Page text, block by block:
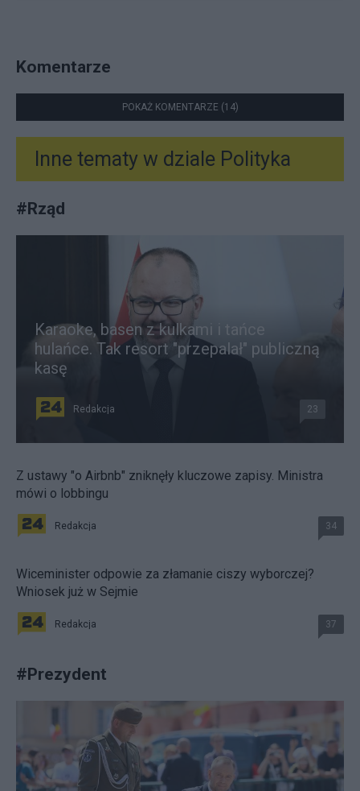
Komentarze
POKAŻ KOMENTARZE (14)
Inne tematy w dziale Polityka
#Rząd
Karaoke, basen z kulkami i tańce
hulańce. Tak resort "przepalał" publiczną
kasę
Redakcja 23
Z ustawy "o Airbnb" zniknęły kluczowe zapisy. Ministra
mówi o lobbingu
Redakcja 34
Wiceminister odpowie za złamanie ciszy wyborczej?
Wniosek już w Sejmie
Redakcja 37
#Prezydent